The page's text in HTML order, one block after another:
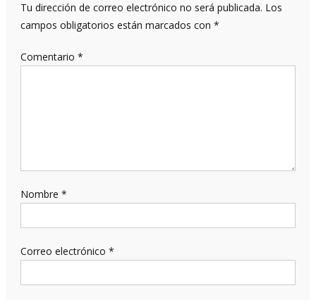
Tu dirección de correo electrónico no será publicada. Los
campos obligatorios están marcados con *
Comentario *
Nombre *
Correo electrónico *